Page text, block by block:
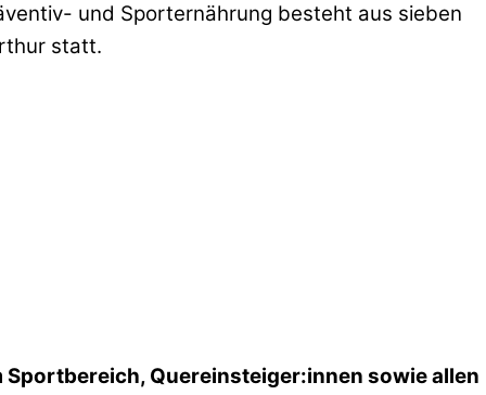
und Sporternährung besteht aus sieben
statt.
Quereinsteiger:innen sowie allen